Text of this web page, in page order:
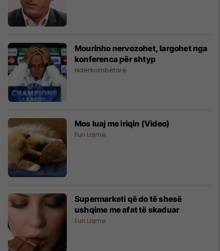
Mourinho nervozohet, largohet nga
konferenca për shtyp
Ndërkombëtare
Mos luaj me iriqin (Video)
Fun Lajme
Supermarketi që do të shesë
ushqime me afat të skaduar
Fun Lajme